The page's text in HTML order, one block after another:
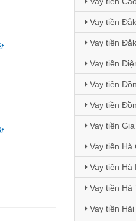
Vay tiền
Vay tiền
Vay tiền
Vay tiền
Vay tiền
Vay tiền Gia
Vay tiền Hà
Vay tiền Hà
Vay tiền Hà
Vay tiền